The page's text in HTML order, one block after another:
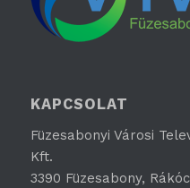
KAPCSOLAT
Füzesabonyi Városi
Kft.
3390 Füzesabony,